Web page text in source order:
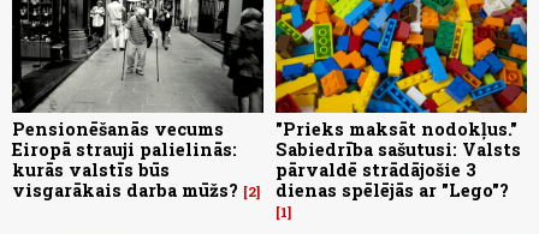
Pensionēšanās vecums
Eiropā strauji palielinās:
kurās valstīs būs
visgarākais darba mūžs?
2
"Prieks maksāt nodokļus."
Sabiedrība sašutusi: Valsts
pārvaldē strādājošie 3
dienas spēlējās ar "Lego"?
1